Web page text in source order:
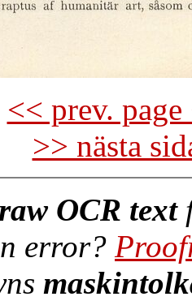
<< prev.
>> nästa
raw OCR text
error?